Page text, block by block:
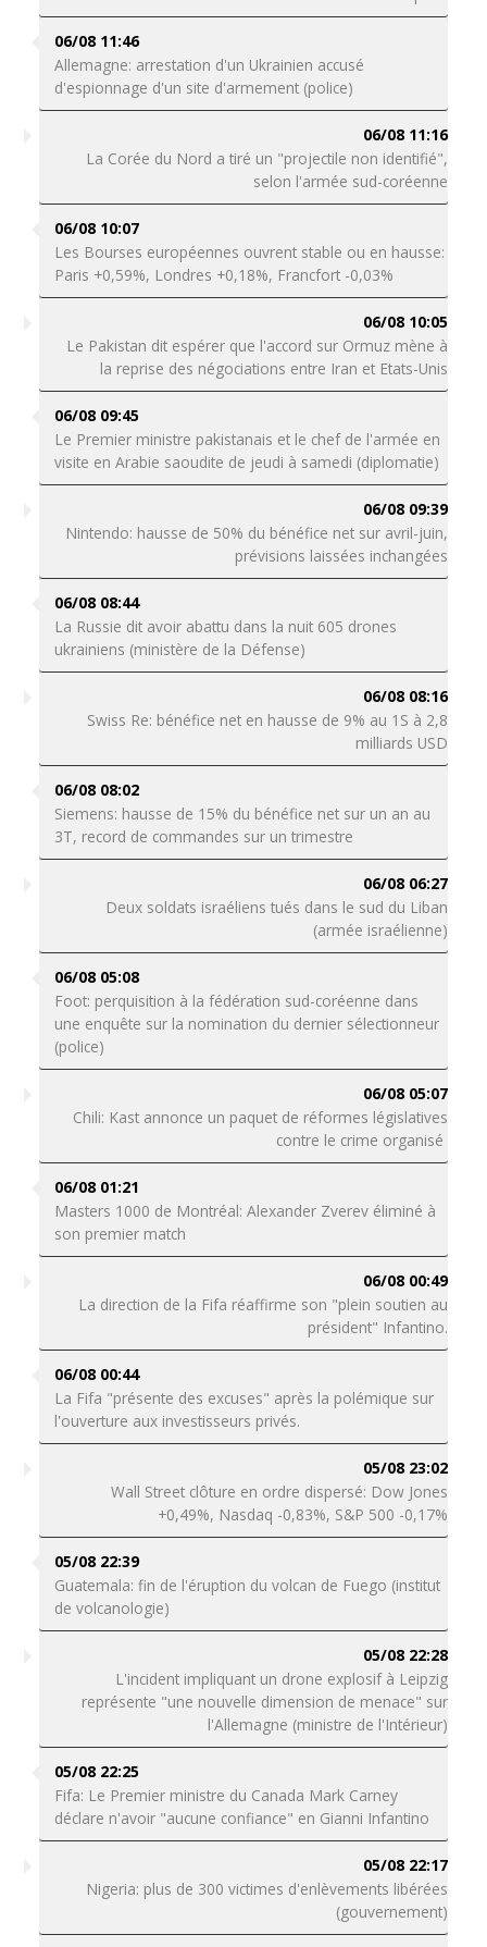
06/08 11:46
Allemagne: arrestation d'un Ukrainien accusé
d'espionnage d'un site d'armement (police)
06/08 11:16
La Corée du Nord a tiré un "projectile non identifié",
selon l'armée sud-coréenne
06/08 10:07
Les Bourses européennes ouvrent stable ou en hausse:
Paris +0,59%, Londres +0,18%, Francfort -0,03%
06/08 10:05
Le Pakistan dit espérer que l'accord sur Ormuz mène à
la reprise des négociations entre Iran et Etats-Unis
06/08 09:45
Le Premier ministre pakistanais et le chef de l'armée en
visite en Arabie saoudite de jeudi à samedi (diplomatie)
06/08 09:39
Nintendo: hausse de 50% du bénéfice net sur avril-juin,
prévisions laissées inchangées
06/08 08:44
La Russie dit avoir abattu dans la nuit 605 drones
ukrainiens (ministère de la Défense)
06/08 08:16
Swiss Re: bénéfice net en hausse de 9% au 1S à 2,8
milliards USD
06/08 08:02
Siemens: hausse de 15% du bénéfice net sur un an au
3T, record de commandes sur un trimestre
06/08 06:27
Deux soldats israéliens tués dans le sud du Liban
(armée israélienne)
06/08 05:08
Foot: perquisition à la fédération sud-coréenne dans
une enquête sur la nomination du dernier sélectionneur
(police)
06/08 05:07
Chili: Kast annonce un paquet de réformes législatives
contre le crime organisé
06/08 01:21
Masters 1000 de Montréal: Alexander Zverev éliminé à
son premier match
06/08 00:49
La direction de la Fifa réaffirme son "plein soutien au
président" Infantino.
06/08 00:44
La Fifa "présente des excuses" après la polémique sur
l'ouverture aux investisseurs privés.
05/08 23:02
Wall Street clôture en ordre dispersé: Dow Jones
+0,49%, Nasdaq -0,83%, S&P 500 -0,17%
05/08 22:39
Guatemala: fin de l'éruption du volcan de Fuego (institut
de volcanologie)
05/08 22:28
L'incident impliquant un drone explosif à Leipzig
représente "une nouvelle dimension de menace" sur
l'Allemagne (ministre de l'Intérieur)
05/08 22:25
Fifa: Le Premier ministre du Canada Mark Carney
déclare n'avoir "aucune confiance" en Gianni Infantino
05/08 22:17
Nigeria: plus de 300 victimes d'enlèvements libérées
(gouvernement)